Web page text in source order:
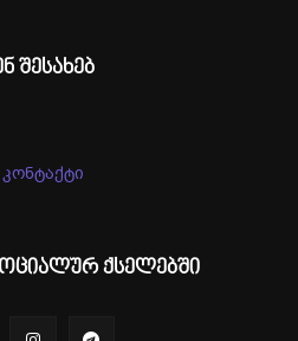
შესახებ
კონტაქტი
ქსელებში